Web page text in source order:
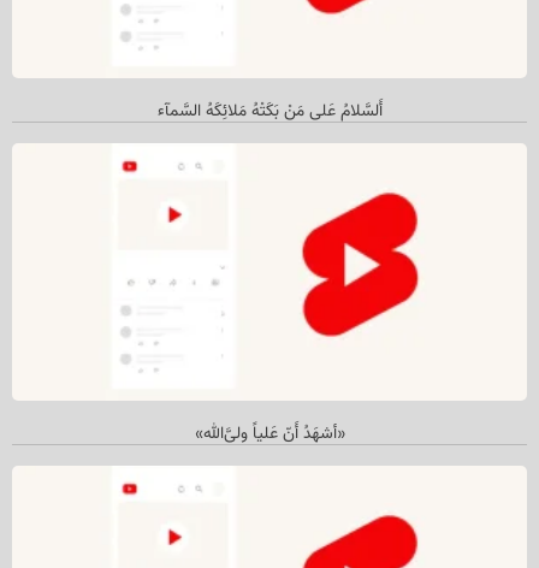
أَلسَّلامُ عَلى مَنْ بَکَتْهُ مَلائِکَهُ السَّمآء
«أشهَدُ أَنّ عَلیاً ولی‌َّالله»